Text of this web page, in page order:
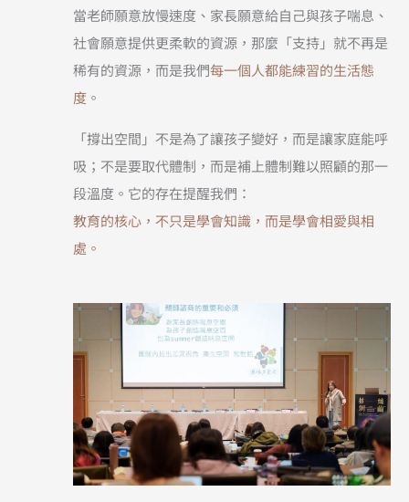
當老師願意放慢速度、家長願意給自己與孩子喘息、
社會願意提供更柔軟的資源，那麼「支持」就不再是
稀有的資源，而是我們每一個人都能練習的生活態
度 。
「撐出空間」不是為了讓孩子變好，而是讓家庭能呼
吸；不是要取代體制，而是補上體制難以照顧的那一
段溫度。它的存在提醒我們：
教育的核心，不只是學會知識，而是學會相愛與相
處。